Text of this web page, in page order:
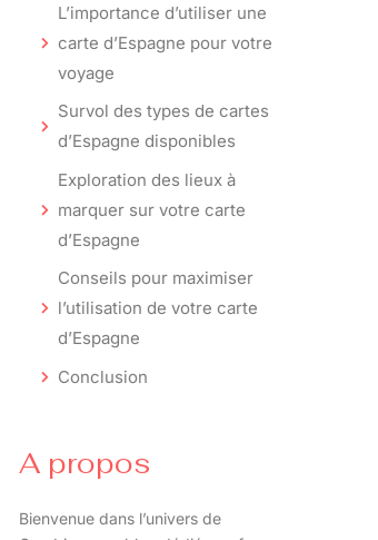
L’importance d’utiliser une
carte d’Espagne pour votre
voyage
Survol des types de cartes
d’Espagne disponibles
Exploration des lieux à
marquer sur votre carte
d’Espagne
Conseils pour maximiser
l’utilisation de votre carte
d’Espagne
Conclusion
A propos
Bienvenue dans l’univers de